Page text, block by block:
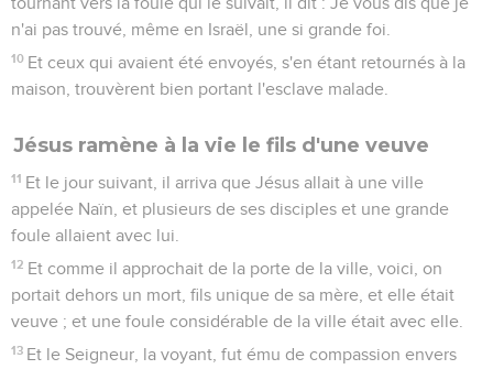
n'ai pas trouvé, même en Israël, une si grande foi.
10 Et ceux qui avaient été envoyés, s'en étant retournés à la
maison, trouvèrent bien portant l'esclave malade.
Jésus ramène à la vie le fils d'une veuve
11 Et le jour suivant, il arriva que Jésus allait à une ville
appelée Naïn, et plusieurs de ses disciples et une grande
foule allaient avec lui.
12 Et comme il approchait de la porte de la ville, voici, on
portait dehors un mort, fils unique de sa mère, et elle était
veuve ; et une foule considérable de la ville était avec elle.
13 Et le Seigneur, la voyant, fut ému de compassion envers